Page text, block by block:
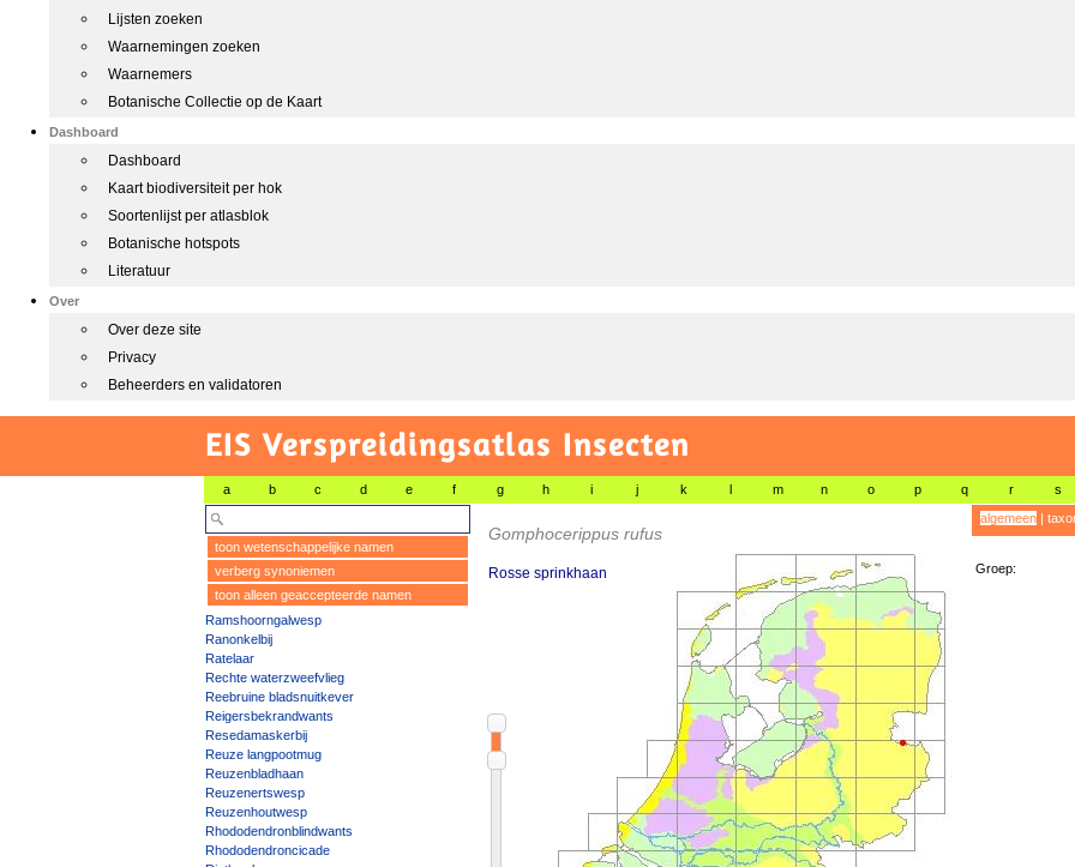
Lijsten zoeken
Waarnemingen zoeken
Waarnemers
Botanische Collectie op de Kaart
Dashboard
Dashboard
Kaart biodiversiteit per hok
Soortenlijst per atlasblok
Botanische hotspots
Literatuur
Over
Over deze site
Privacy
Beheerders en validatoren
EIS Verspreidingsatlas Insecten
a b c d e f g h i j k l m n o p q r s
toon wetenschappelijke namen
verberg synoniemen
toon alleen geaccepteerde namen
Ramshoorngalwesp
Ranonkelbij
Ratelaar
Rechte waterzweefvlieg
Reebruine bladsnuitkever
Reigersbekrandwants
Resedamaskerbij
Reuze langpootmug
Reuzenbladhaan
Reuzenertswesp
Reuzenhoutwesp
Rhododendronblindwants
Rhododendroncicade
Gomphocerippus rufus
Rosse sprinkhaan
algemeen|
Groep: